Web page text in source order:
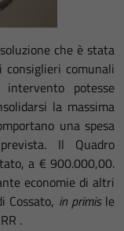
che è stata
comunali
potesse
la massima
una spesa
Il Quadro
a € 900.000,00.
economie di altri
Cossato, in primis le
.